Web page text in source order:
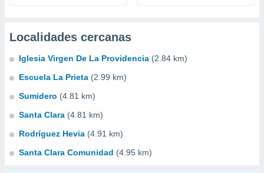
Localidades cercanas
Iglesia Virgen De La Providencia (2.84 km)
Escuela La Prieta (2.99 km)
Sumidero (4.81 km)
Santa Clara (4.81 km)
Rodríguez Hevia (4.91 km)
Santa Clara Comunidad (4.95 km)